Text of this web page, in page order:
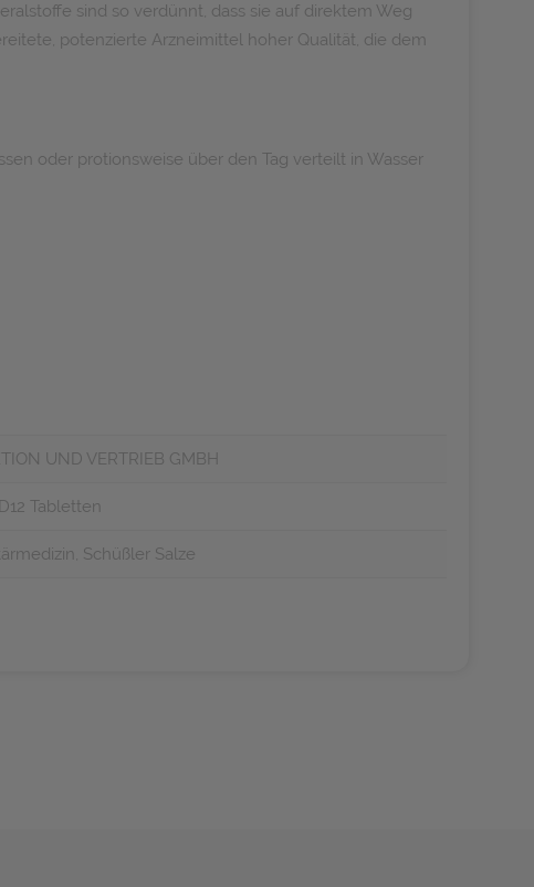
sind so verdünnt, dass sie auf direktem Weg
potenzierte Arzneimittel hoher Qualität, die dem
oder protionsweise über den Tag verteilt in Wasser
UND VERTRIEB GMBH
Tabletten
Schüßler Salze